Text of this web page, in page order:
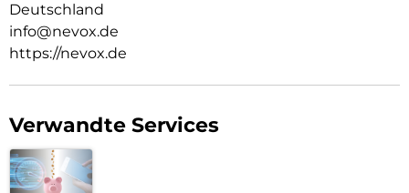
Deutschland
info@nevox.de
https://nevox.de
Verwandte Services